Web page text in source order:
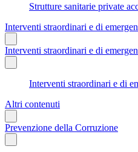
Strutture sanitarie private
Interventi straordinari e di
Interventi straordinari e di
Interventi straordinari e di
Altri contenuti
Prevenzione della Corruzione